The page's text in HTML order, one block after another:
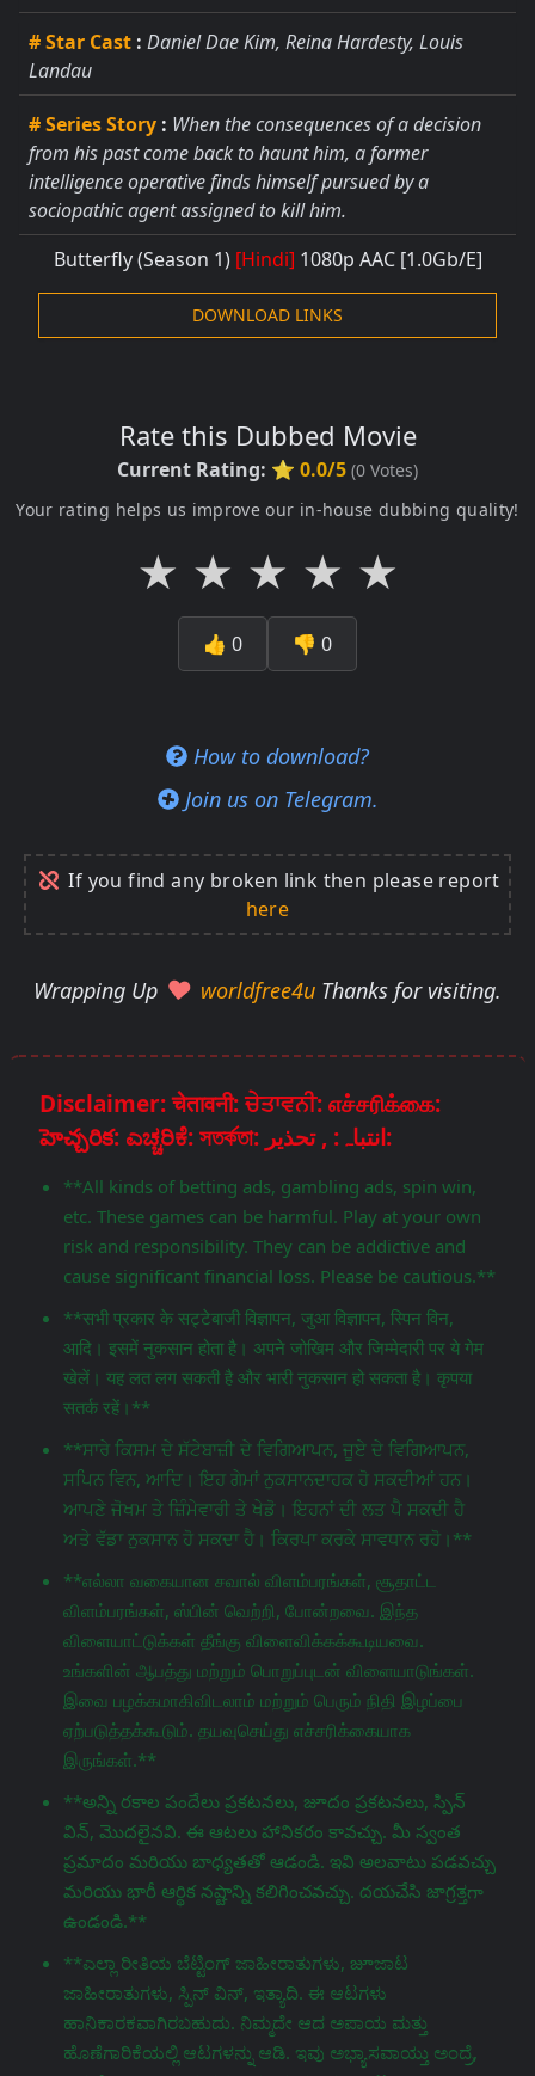
# Star Cast : Daniel Dae Kim, Reina Hardesty, Louis
Landau
# Series Story : When the consequences of a decision
from his past come back to haunt him, a former
intelligence operative finds himself pursued by a
sociopathic agent assigned to kill him.
Butterfly (Season 1) [Hindi] 1080p AAC [1.0Gb/E]
DOWNLOAD LINKS
Rate this Dubbed Movie
Current Rating: ⭐ 0.0/5 (0 Votes)
Your rating helps us improve our in-house dubbing quality!
★ ★ ★ ★ ★
👍 0 👎 0
How to download?
Join us on Telegram.
If you find any broken link then please report
here
Wrapping Up worldfree4u Thanks for visiting.
Disclaimer: चेतावनी: ਚੇਤਾਵਨੀ: எச்சரிக்கை:
హెచ్చరిక: ಎಚ್ಚರಿಕೆ: সতর্কতা: انتباہ: , تحذير:
**All kinds of betting ads, gambling ads, spin win,
etc. These games can be harmful. Play at your own
risk and responsibility. They can be addictive and
cause significant financial loss. Please be cautious.**
**सभी प्रकार के सट्टेबाजी विज्ञापन, जुआ विज्ञापन, स्पिन विन,
आदि। इसमें नुकसान होता है। अपने जोखिम और जिम्मेदारी पर ये गेम
खेलें। यह लत लग सकती है और भारी नुकसान हो सकता है। कृपया
सतर्क रहें।**
**ਸਾਰੇ ਕਿਸਮ ਦੇ ਸੱਟੇਬਾਜ਼ੀ ਦੇ ਵਿਗਿਆਪਨ, ਜੂਏ ਦੇ ਵਿਗਿਆਪਨ,
ਸਪਿਨ ਵਿਨ, ਆਦਿ। ਇਹ ਗੇਮਾਂ ਨੁਕਸਾਨਦਾਹਕ ਹੋ ਸਕਦੀਆਂ ਹਨ।
ਆਪਣੇ ਜੋਖਮ ਤੇ ਜ਼ਿੰਮੇਵਾਰੀ ਤੇ ਖੇਡੋ। ਇਹਨਾਂ ਦੀ ਲਤ ਪੈ ਸਕਦੀ ਹੈ
ਅਤੇ ਵੱਡਾ ਨੁਕਸਾਨ ਹੋ ਸਕਦਾ ਹੈ। ਕਿਰਪਾ ਕਰਕੇ ਸਾਵਧਾਨ ਰਹੋ।**
**எல்லா வகையான சவால் விளம்பரங்கள், சூதாட்ட
விளம்பரங்கள், ஸ்பின் வெற்றி, போன்றவை. இந்த
விளையாட்டுக்கள் தீங்கு விளைவிக்கக்கூடியவை.
உங்களின் ஆபத்து மற்றும் பொறுப்புடன் விளையாடுங்கள்.
இவை பழக்கமாகிவிடலாம் மற்றும் பெரும் நிதி இழப்பை
ஏற்படுத்தக்கூடும். தயவுசெய்து எச்சரிக்கையாக
இருங்கள்.**
**అన్ని రకాల పందేలు ప్రకటనలు, జూదం ప్రకటనలు, స్పిన్
విన్, మొదలైనవి. ఈ ఆటలు హానికరం కావచ్చు. మీ స్వంత
ప్రమాదం మరియు బాధ్యతతో ఆడండి. ఇవి అలవాటు పడవచ్చు
మరియు భారీ ఆర్థిక నష్టాన్ని కలిగించవచ్చు. దయచేసి జాగ్రತ್ತగా
ఉండండి.**
**ಎಲ್ಲಾ ರೀತಿಯ ಬೆಟ್ಟಿಂಗ್ ಜಾಹೀರಾತುಗಳು, జూಜಾಟ
ಜಾಹೀರಾತುಗಳು, ಸ್ಪಿನ್ ವಿನ್, ಇತ್ಯಾದಿ. ಈ ಆಟಗಳು
ಹಾನಿಕಾರಕವಾಗಿರಬಹುದು. ನಿಮ್ಮದೇ ಆದ ಅಪಾಯ ಮತ್ತು
ಹೊಣೆಗಾರಿಕೆಯಲ್ಲಿ ಆಟಗಳನ್ನು ಆಡಿ. ಇವು ಅಭ್ಯಾಸವಾಯ್ತು ಅಂದ್ರೆ,